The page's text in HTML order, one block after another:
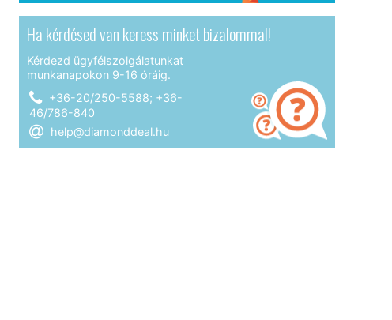
Ha kérdésed van keress minket bizalommal!
Kérdezd ügyfélszolgálatunkat
munkanapokon 9-16 óráig.
+36-20/250-5588; +36-
46/786-840
help@diamonddeal.hu